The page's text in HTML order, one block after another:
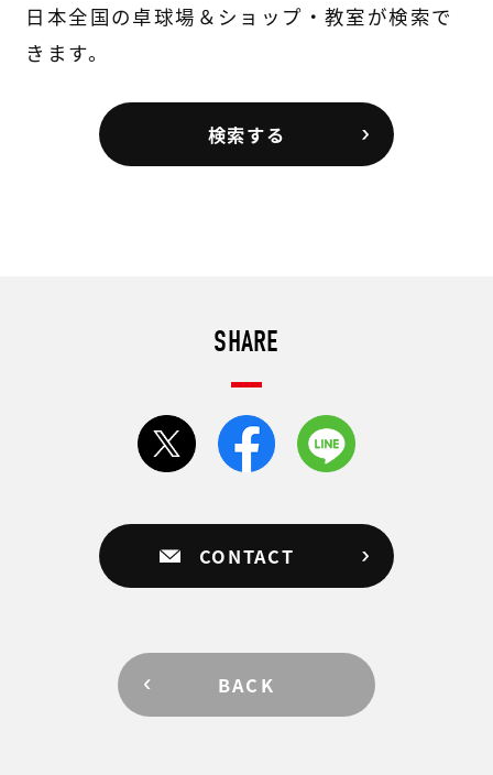
日本全国の卓球場＆ショップ・教室が検索で
きます。
検索する
SHARE
CONTACT
BACK